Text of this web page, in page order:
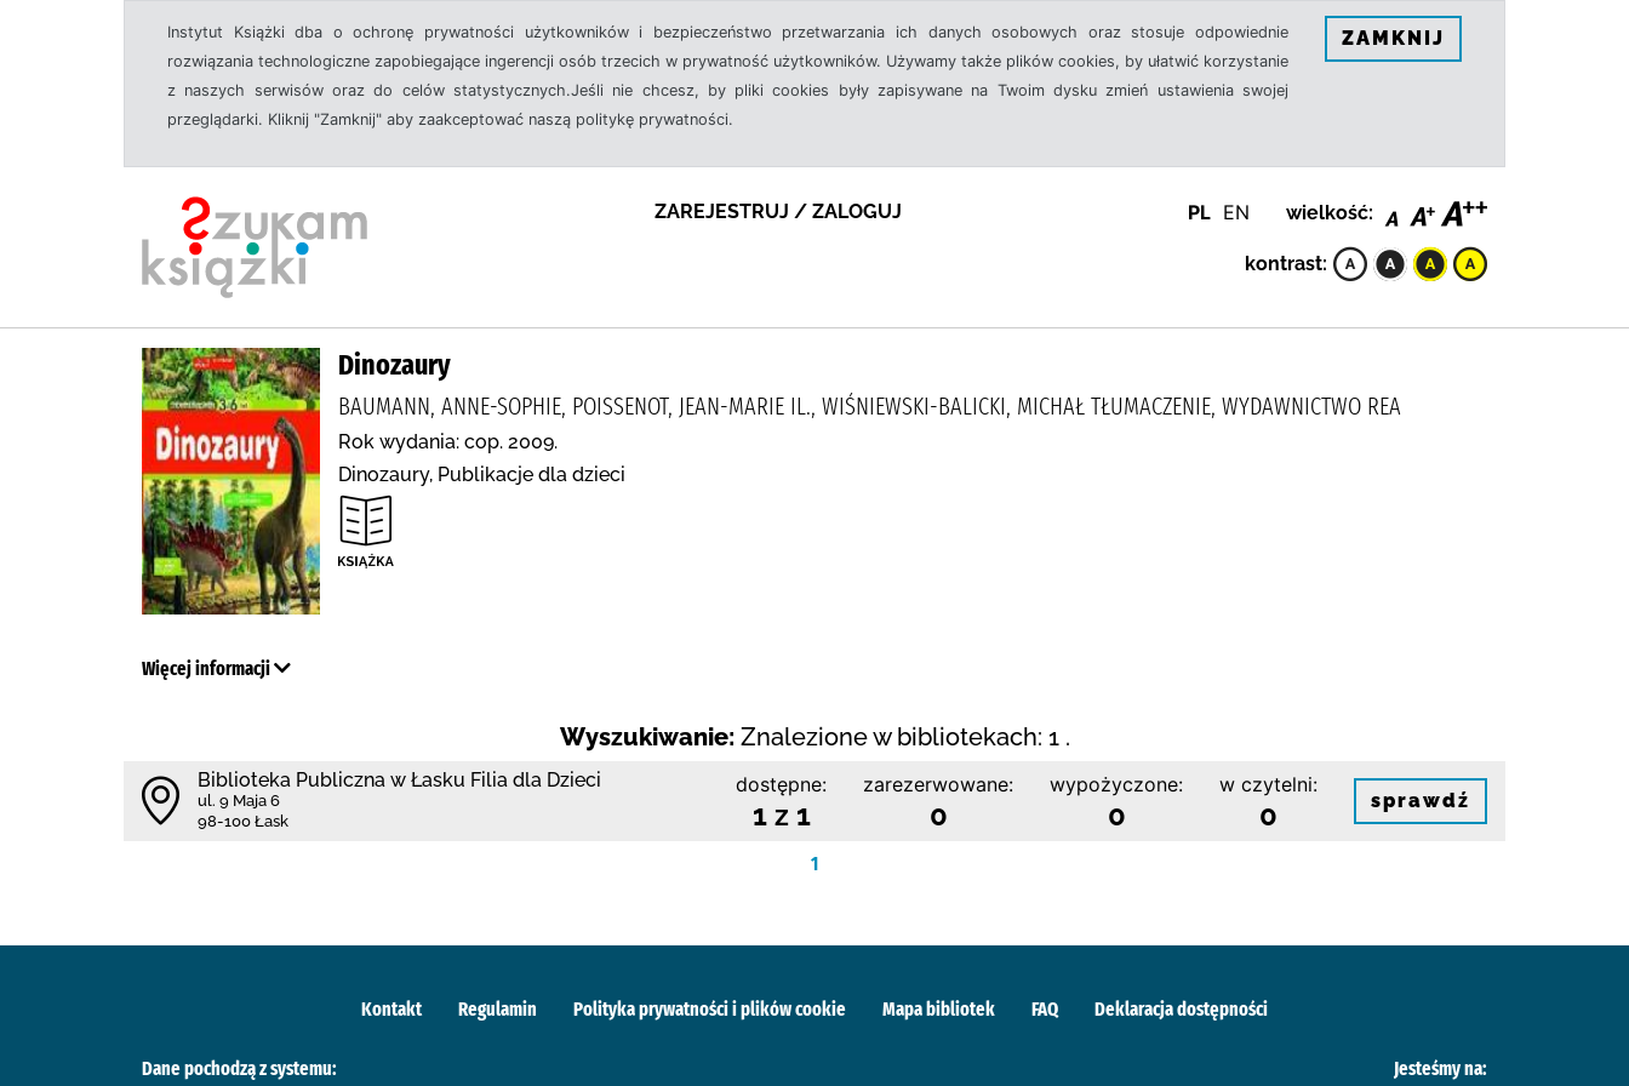
Instytut Książki dba o ochronę prywatności użytkowników i bezpieczeństwo przetwarzania ich danych osobowych oraz stosuje odpowiednie
rozwiązania technologiczne zapobiegające ingerencji osób trzecich w prywatność użytkowników. Używamy także plików cookies, by ułatwić korzystanie
z naszych serwisów oraz do celów statystycznych.Jeśli nie chcesz, by pliki cookies były zapisywane na Twoim dysku zmień ustawienia swojej
przeglądarki. Kliknij "Zamknij" aby zaakceptować naszą politykę prywatności.
ZAMKNIJ
ZAREJESTRUJ / ZALOGUJ PL EN wielkość:
kontrast:
Dinozaury
BAUMANN, ANNE-SOPHIE, POISSENOT, JEAN-MARIE IL., WIŚNIEWSKI-BALICKI, MICHAŁ TŁUMACZENIE, WYDAWNICTWO REA
Rok wydania: cop. 2009.
Dinozaury, Publikacje dla dzieci
Więcej informacji
Wyszukiwanie: Znalezione w bibliotekach: 1 .
Biblioteka Publiczna w Łasku Filia dla Dzieci
ul. 9 Maja 6
98-100 Łask
dostępne:
1 z 1
zarezerwowane:
0
wypożyczone:
0
w czytelni:
0 sprawdź
1
Kontakt Regulamin Polityka prywatności i plików cookie Mapa bibliotek FAQ Deklaracja dostępności
Dane pochodzą z systemu: Jesteśmy na: